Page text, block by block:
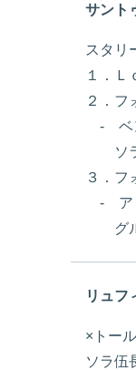
サント
スタリ
１．Ｌ
２．フ
- ベン
ソラ
３．フ
- アロ
グル
リュフ
×トー
ソラ伍